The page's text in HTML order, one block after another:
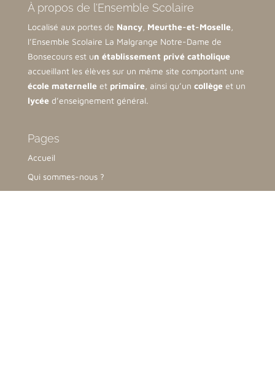
À propos de l’Ensemble Scolaire
Localisé aux portes de Nancy, Meurthe-et-Moselle,
l’Ensemble Scolaire La Malgrange Notre-Dame de
Bonsecours est un établissement privé catholique
accueillant les élèves sur un même site comportant une
école maternelleet primaire, ainsi qu’un collègeet un
lycéed’enseignement général.
Pages
Accueil
Qui sommes-nous ?